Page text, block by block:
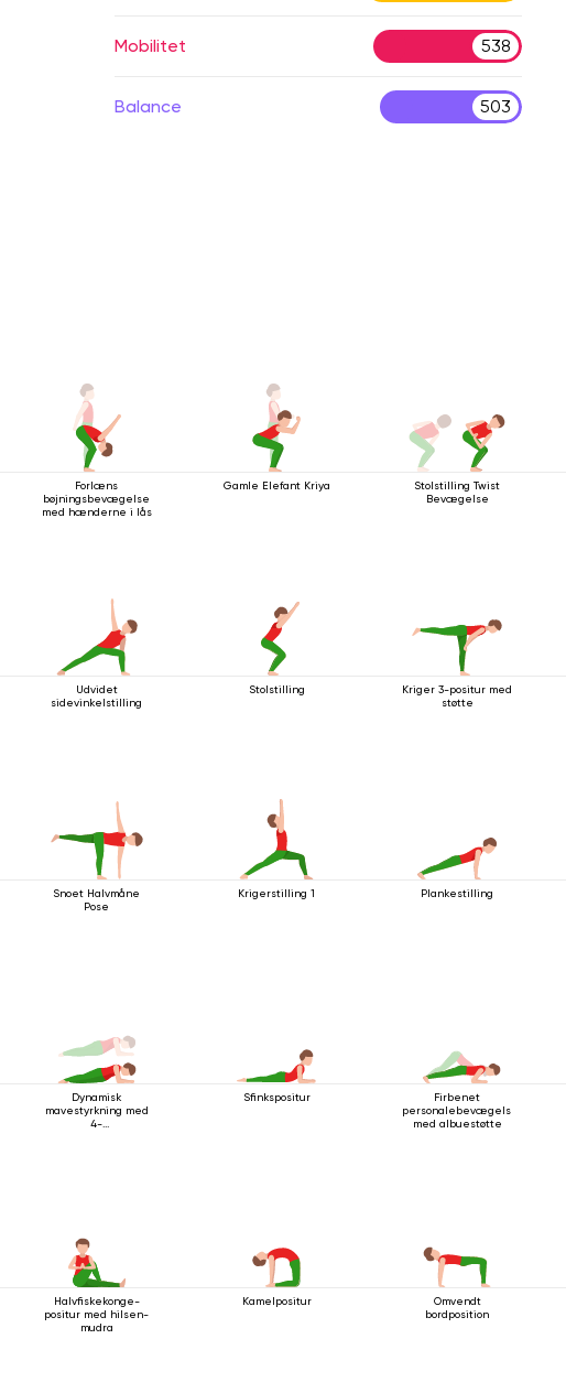
Mobilitet 538
Balance 503
Forlæns
bøjningsbevægelse
med hænderne i lås
Gamle Elefant Kriya
Stolstilling Twist
Bevægelse
Udvidet
sidevinkelstilling
Stolstilling
Kriger 3-positur med
støtte
Snoet Halvmåne
Pose
Krigerstilling 1 Plankestilling
Dynamisk
mavestyrkning med
4-
Sfinkspositur
Firbenet
personalebevægelse
med albuestøtte
Halvfiskekonge-
positur med hilsen-
mudra
Kamelpositur
Omvendt
bordposition